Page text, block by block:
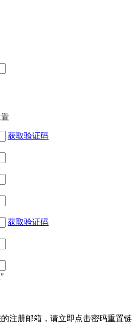
获取验证码
获取验证码
"
注册邮箱，请立即点击密码重置链